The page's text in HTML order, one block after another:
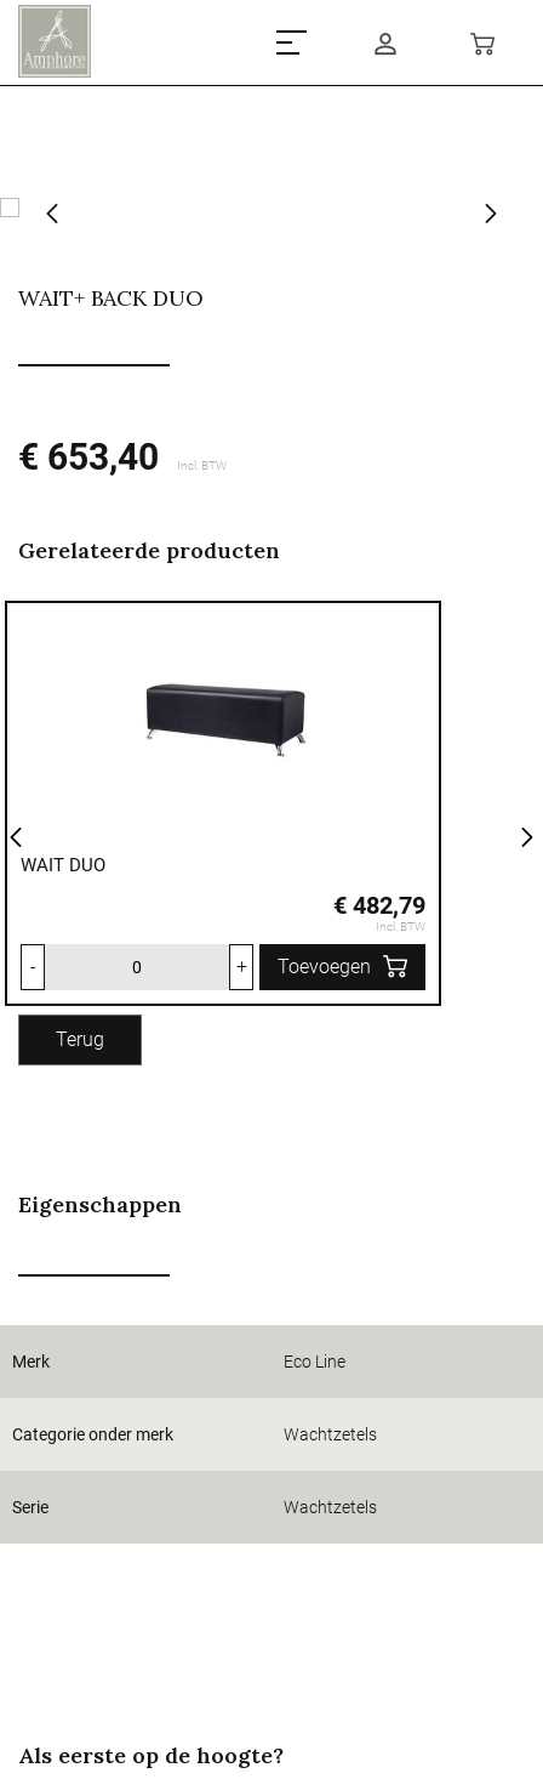
WAIT+ BACK DUO
€ 653,40 Incl. BTW
Gerelateerde producten
WAIT DUO
€ 482,79
Incl. BTW
- + Toevoegen
Terug
Eigenschappen
Merk Eco Line
Categorie onder merk Wachtzetels
Serie Wachtzetels
Als eerste op de hoogte?